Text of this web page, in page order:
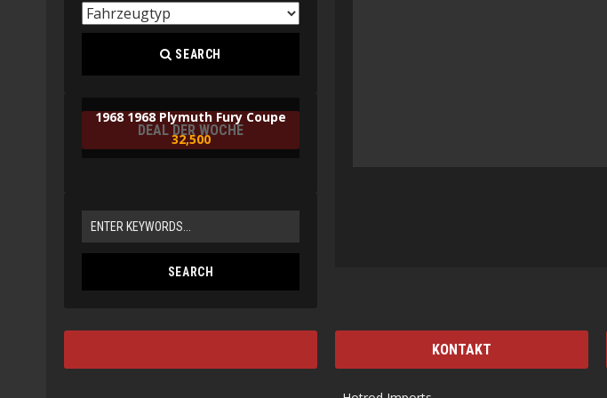
SEARCH
DEAL DER WOCHE
1968 1968 Plymuth Fury Coupe
32,500
KONTAKT